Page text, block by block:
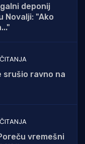
deponij
Novalji: "Ako
srušio ravno na
vremešni